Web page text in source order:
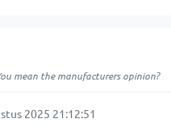
mean the manufacturers opinion?
2025 21:12:51